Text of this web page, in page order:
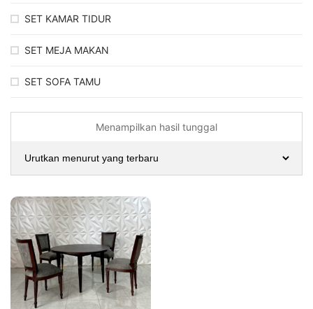
SET KAMAR TIDUR
SET MEJA MAKAN
SET SOFA TAMU
Menampilkan hasil tunggal